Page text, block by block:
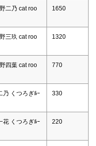
二乃 cat roo
1650
三玖 cat roo
1320
四葉 cat roo
770
乃 くつろぎﾙｰ
330
花 くつろぎﾙｰ
220